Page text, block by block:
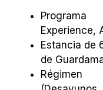
Experience,
Estancia de
de